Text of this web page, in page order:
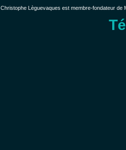
Christophe Lèguevaques est membre-fondateur de